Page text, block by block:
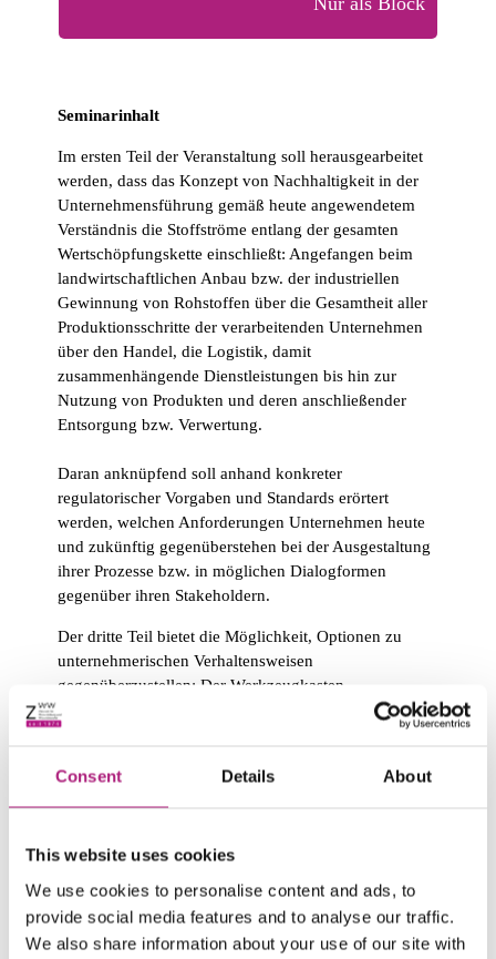
Consent Details About
This website uses cookies
We use cookies to personalise content and ads, to
provide social media features and to analyse our traffic.
We also share information about your use of our site with
Seminarinhalt
Im ersten Teil der Veranstaltung soll herausgearbeitet
werden, dass das Konzept von Nachhaltigkeit in der
Unternehmensführung gemäß heute angewendetem
Verständnis die Stoffströme entlang der gesamten
Wertschöpfungskette einschließt: Angefangen beim
landwirtschaftlichen Anbau bzw. der industriellen
Gewinnung von Rohstoffen über die Gesamtheit aller
Produktionsschritte der verarbeitenden Unternehmen
über den Handel, die Logistik, damit
zusammenhängende Dienstleistungen bis hin zur
Nutzung von Produkten und deren anschließender
Entsorgung bzw. Verwertung.
Daran anknüpfend soll anhand konkreter
regulatorischer Vorgaben und Standards erörtert
werden, welchen Anforderungen Unternehmen heute
und zukünftig gegenüberstehen bei der Ausgestaltung
ihrer Prozesse bzw. in möglichen Dialogformen
gegenüber ihren Stakeholdern.
Der dritte Teil bietet die Möglichkeit, Optionen zu
unternehmerischen Verhaltensweisen
gegenüberzustellen: Der Werkzeugkasten
Lebenszyklusbetrachtung, Wesentlichkeitsanalyse
wird dargestellt.
damit potentiell konfligierende
nachhaltigen Wirtschaftens gestaltet werden können,
z.B.:
-Beschaffung – Produktdesign – Marketing